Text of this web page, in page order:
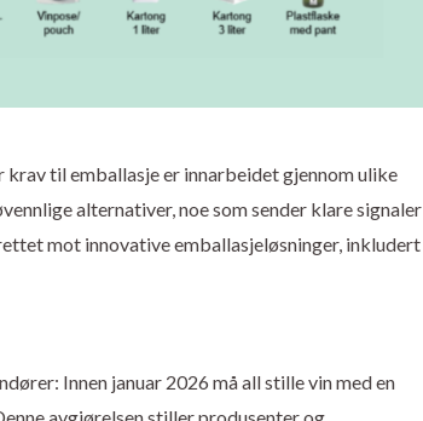
krav til emballasje er innarbeidet gjennom ulike
alternativer, noe som sender klare signaler
mot innovative emballasjeløsninger, inkludert
Innen januar 2026 må all stille vin med en